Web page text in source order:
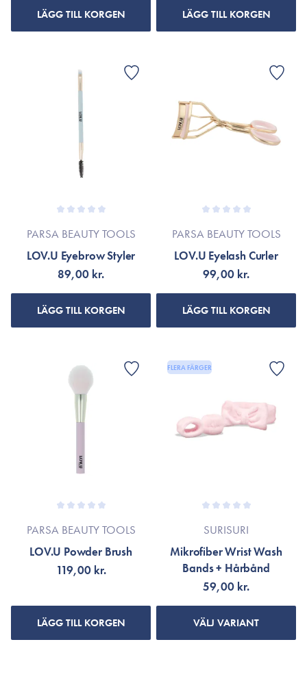
LÄGG TILL KORGEN LÄGG TILL KORGEN
PARSA BEAUTY TOOLS
LOV.U Eyebrow Styler
89,00 kr.
LÄGG TILL KORGEN
PARSA BEAUTY TOOLS
LOV.U Eyelash Curler
99,00 kr.
LÄGG TILL KORGEN
PARSA BEAUTY TOOLS
LOV.U Powder Brush
119,00 kr.
LÄGG TILL KORGEN
FLERA FÄRGER
SURISURI
Mikrofiber Wrist Wash
Bands + Hårbånd
59,00 kr.
VÄLJ VARIANT